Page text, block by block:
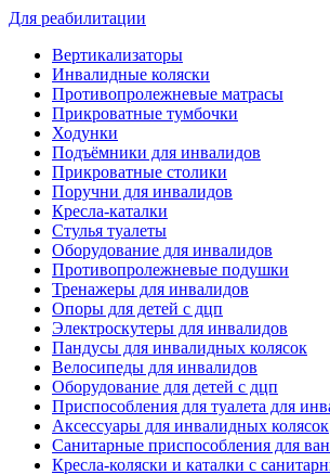
Для реабилитации
Вертикализаторы
Инвалидные коляски
Противопролежневые матрасы
Прикроватные тумбочки
Ходунки
Подъёмники для инвалидов
Прикроватные столики
Поручни для инвалидов
Кресла-каталки
Стулья туалеты
Оборудование для инвалидов
Противопролежневые подушки
Тренажеры для инвалидов
Опоры для детей с дцп
Электроскутеры для инвалидов
Пандусы для инвалидных колясок
Велосипеды для инвалидов
Оборудование для детей с дцп
Приспособления для туалета для
Аксессуары для инвалидных колясок
Санитарные приспособления для
Кресла-коляски и каталки с